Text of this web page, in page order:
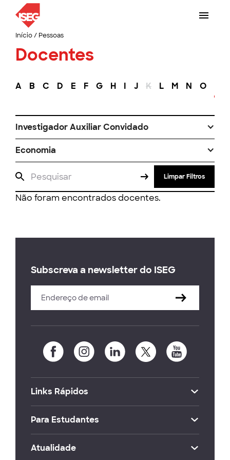
Início/ Pessoas
Docentes
A B C D E F G H I J K L M N O
Investigador Auxiliar Convidado
Economia
Limpar Filtros
Não foram encontrados docentes.
Subscreva a newsletter do ISEG
Links Rápidos
Para Estudantes
Atualidade